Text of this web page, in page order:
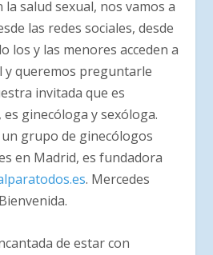
salud sexual, nos vamos a
las redes sociales, desde
los y las menores acceden a
y queremos preguntarle
invitada que es
ginecóloga y sexóloga.
grupo de ginecólogos
en Madrid, es fundadora
. Mercedes
de estar con